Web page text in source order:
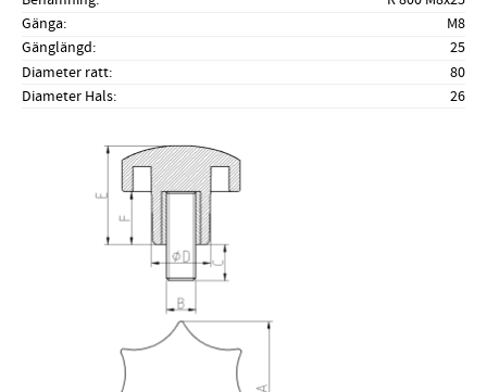
Gänga
M8
Gänglängd
25
Diameter ratt
80
Diameter Hals
26